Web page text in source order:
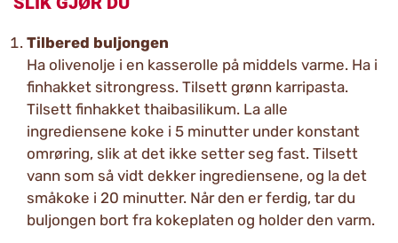
Tilbered buljongen
Ha olivenolje i en kasserolle på middels varme. Ha i
finhakket sitrongress. Tilsett grønn karripasta.
Tilsett finhakket thaibasilikum. La alle
ingrediensene koke i 5 minutter under konstant
omrøring, slik at det ikke setter seg fast. Tilsett
vann som så vidt dekker ingrediensene, og la det
småkoke i 20 minutter. Når den er ferdig, tar du
buljongen bort fra kokeplaten og holder den varm.